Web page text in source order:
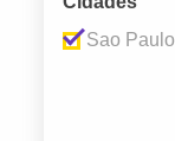
Sao Paulo